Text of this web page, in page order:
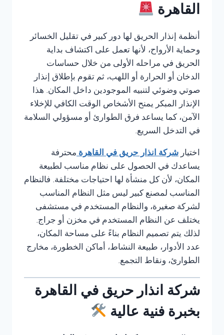
القاهرة
أنظمة إنذار الحريق لها دور كبير في تقليل الخسائر
وحماية الأرواح، لأنها تعمل على اكتشاف بداية
الحريق في مراحله الأولى من خلال حساسات
الدخان أو الحرارة أو اللهب، ثم تقوم بإطلاق إنذار
صوتي وضوئي لتنبيه الموجودين داخل المكان. هذا
الإنذار المبكر يمنح الأشخاص الوقت الكافي للإخلاء
الآمن، كما يساعد فرق الطوارئ أو مسؤولي السلامة
في التدخل السريع.
اختيارشركة انذار حريق في القاهرةمحترفة
يساعدك في الحصول على نظام مناسب لطبيعة
المكان، لأن كل منشأة لها احتياجات مختلفة. فالنظام
المناسب لمصنع كبير ليس مثل النظام المناسب
لشركة صغيرة، والنظام المستخدم في مستشفى
يختلف عن النظام المستخدم في مخزن أو جراج.
لذلك يتم تصميم النظام بناءً على مساحة المكان،
عدد الأدوار، طبيعة النشاط، أماكن الخطورة، مخارج
الطوارئ، ونقاط التجمع.
شركة انذار حريق في القاهرة
بخبرة فنية عالية